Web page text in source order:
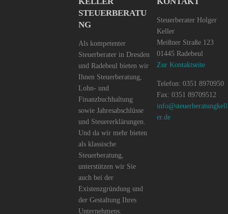
STEUERBERATU
NG
Als kompetenter
Steuerberater in Dresden
und Radebeul bieten wir
Ihnen Steuerberatung,
Lohn- und
Finanzbuchhaltung
sowie Jahresabschlüsse
und Steuererklärungen.
Und da wir mehr bieten
als klassische
Steuerberatung,
unterstützen wir Sie
auch bei der
Existenzgründung und
der Gestaltung Ihres
Unternehmens.
Steuerberater Holger
Keller
Meißner Straße 123
01445 Radebeul
Zur Kontaktseite
Telefon: 0351 8970950
Fax: 0351 89709512
info@steuerberatungkell
er.de